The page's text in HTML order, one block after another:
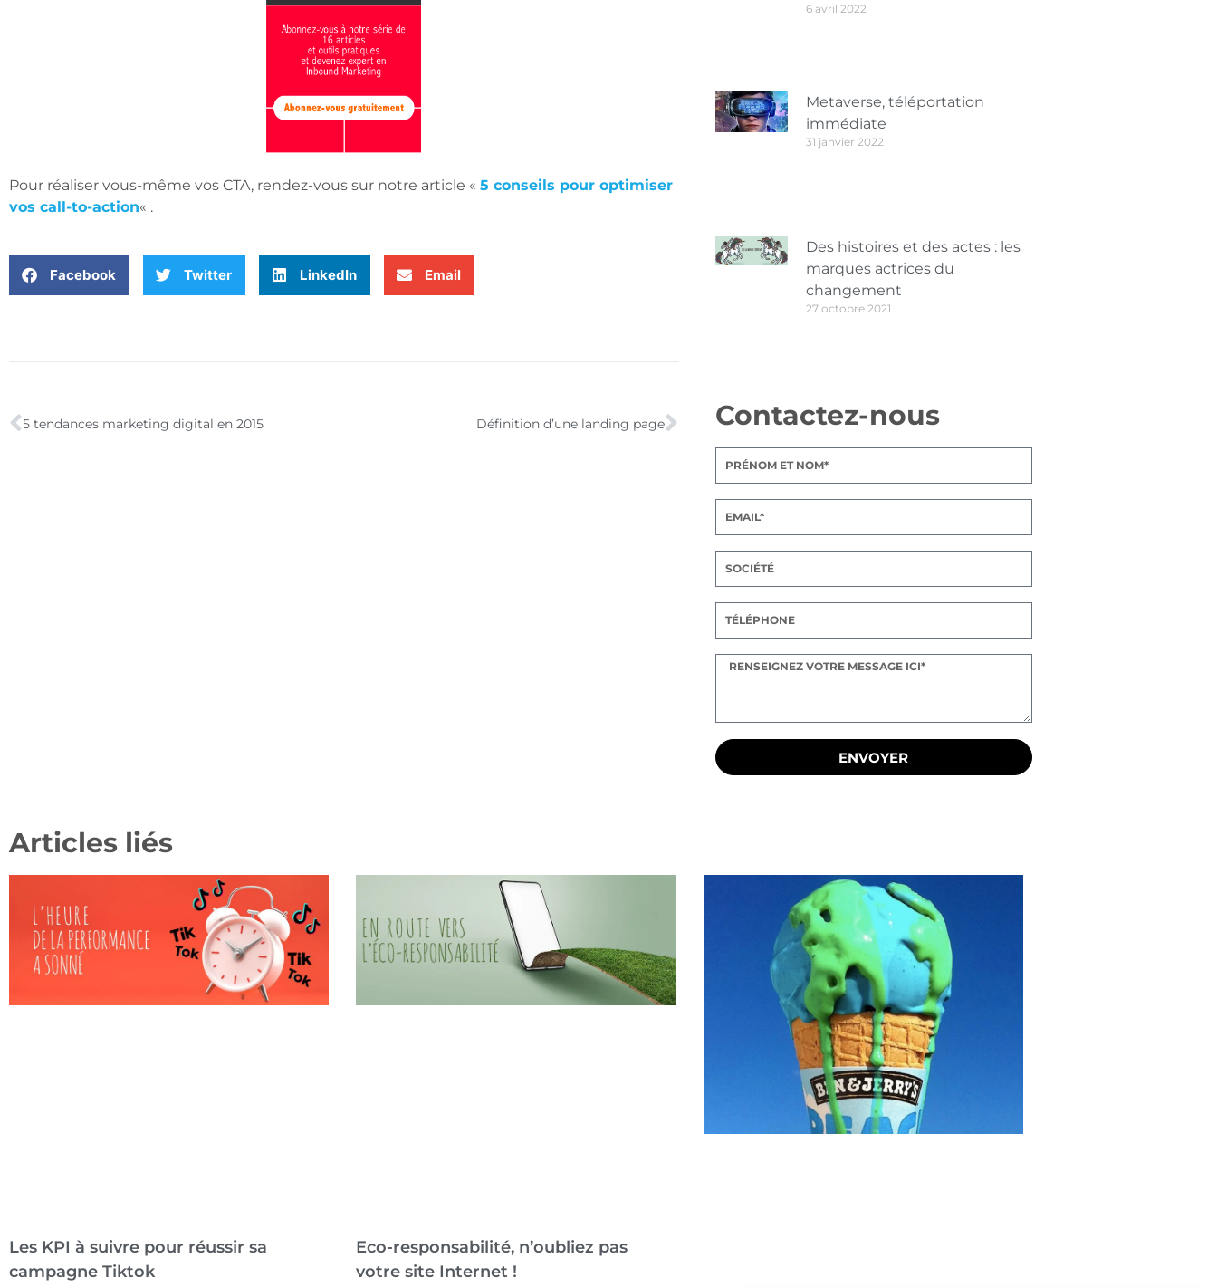
Pour réaliser vous-même vos CTA, rendez-vous sur notre article « 5 conseils pour optimiser
vos call-to-action« .
Facebook Twitter LinkedIn Email
5 tendances marketing digital en 2015 Définition d’une landing page
6 avril 2022
Metaverse, téléportation
immédiate
31 janvier 2022
Des histoires et des actes : les
marques actrices du
changement
27 octobre 2021
Contactez-nous
ENVOYER
Articles liés
Les KPI à suivre pour réussir sa
campagne Tiktok
Eco-responsabilité, n’oubliez pas
votre site Internet !